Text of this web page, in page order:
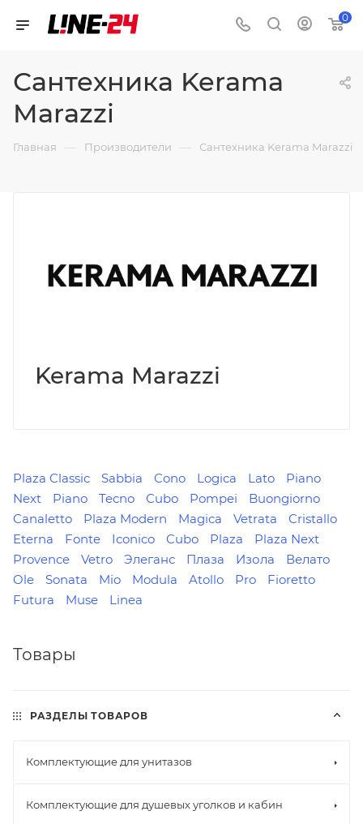
0
Сантехника Kerama
Marazzi
Главная — Производители — Сантехника Kerama Marazzi
Kerama Marazzi
Plaza Classic Sabbia Cono Logica Lato
Piano
Next
Piano Tecno Сubo Pompei
Buongiorno
Canaletto
Plaza Modern Magica Vetrata
Cristallo
Eterna
Fonte Iconico Cubo Plaza
Plaza Next
Provence
Vetro Элеганс Плаза Изола
Велато
Ole
Sonata Mio Modula Atollo Pro
Fioretto
Futura
Muse Linea
Товары
РАЗДЕЛЫ ТОВАРОВ
Комплектующие для унитазов
Комплектующие для душевых уголков и кабин